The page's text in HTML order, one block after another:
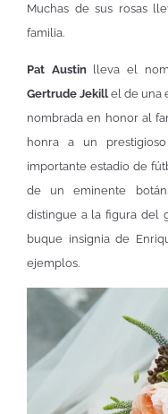
Muchas de sus rosas
familia.
Pat Austinlleva el
Gertrude Jekill el de una
nombrada en honor al
honra a un
importante estadio de
de un eminente
distingue a la figura del
buque insignia de
ejemplos.